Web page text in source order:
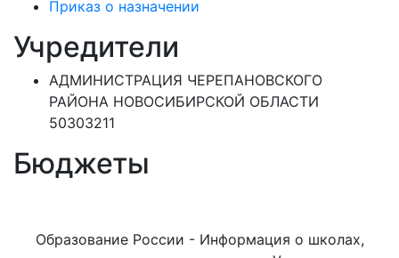
Приказ о назначении
Учредители
АДМИНИСТРАЦИЯ ЧЕРЕПАНОВСКОГО
РАЙОНА НОВОСИБИРСКОЙ ОБЛАСТИ
50303211
Бюджеты
Образование России - Информация о школах,